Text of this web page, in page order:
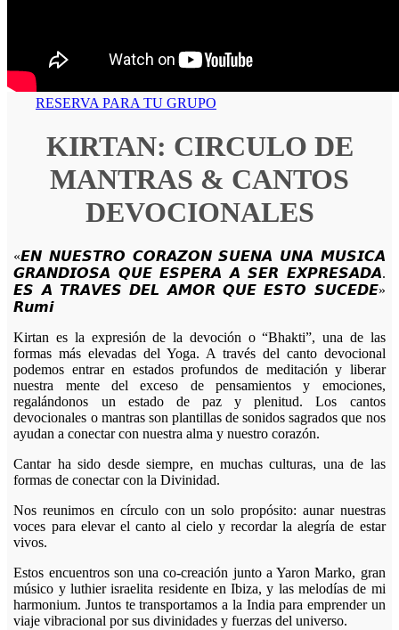
RESERVA PARA TU GRUPO
KIRTAN: CIRCULO DE
MANTRAS & CANTOS
DEVOCIONALES
«𝙀𝙉 𝙉𝙐𝙀𝙎𝙏𝙍𝙊 𝘾𝙊𝙍𝘼𝙕𝙊𝙉 𝙎𝙐𝙀𝙉𝘼 𝙐𝙉𝘼 𝙈𝙐𝙎𝙄𝘾𝘼
𝙂𝙍𝘼𝙉𝘿𝙄𝙊𝙎𝘼 𝙌𝙐𝙀 𝙀𝙎𝙋𝙀𝙍𝘼 𝘼 𝙎𝙀𝙍 𝙀𝙓𝙋𝙍𝙀𝙎𝘼𝘿𝘼.
𝙀𝙎 𝘼 𝙏𝙍𝘼𝙑𝙀𝙎 𝘿𝙀𝙇 𝘼𝙈𝙊𝙍 𝙌𝙐𝙀 𝙀𝙎𝙏𝙊 𝙎𝙐𝘾𝙀𝘿𝙀»
𝙍𝙪𝙢𝙞
Kirtan es la expresión de la devoción o “Bhakti”, una de las
formas más elevadas del Yoga. A través del canto devocional
podemos entrar en estados profundos de meditación y liberar
nuestra mente del exceso de pensamientos y emociones,
regalándonos un estado de paz y plenitud. Los cantos
devocionales o mantras son plantillas de sonidos sagrados que nos
ayudan a conectar con nuestra alma y nuestro corazón.
Cantar ha sido desde siempre, en muchas culturas, una de las
formas de conectar con la Divinidad.
Nos reunimos en círculo con un solo propósito: aunar nuestras
voces para elevar el canto al cielo y recordar la alegría de estar
vivos.
Estos encuentros son una co-creación junto a Yaron Marko, gran
músico y luthier israelita residente en Ibiza, y las melodías de mi
harmonium. Juntos te transportamos a la India para emprender un
viaje vibracional por sus divinidades y fuerzas del universo.